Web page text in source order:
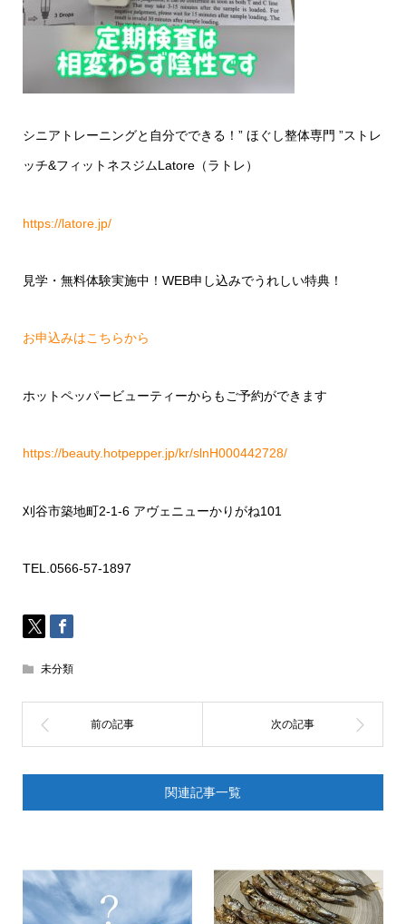
シニアトレーニングと自分でできる！ ” ほぐし整体専門 ”ストレ
ッチ&フィットネスジムLatore（ラトレ）
https://latore.jp/
見学・無料体験実施中！ WEB申し込みでうれしい特典！
お申込みはこちらから
ホットペッパービューティーからもご予約ができます
https://beauty.hotpepper.jp/kr/slnH000442728/
刈谷市築地町2-1-6 アヴェニューかりがね101
TEL.0566-57-1897
未分類
関連記事一覧